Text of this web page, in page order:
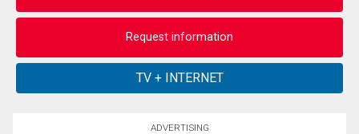
Request information
ADVERTISING